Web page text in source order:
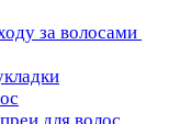
за волосами